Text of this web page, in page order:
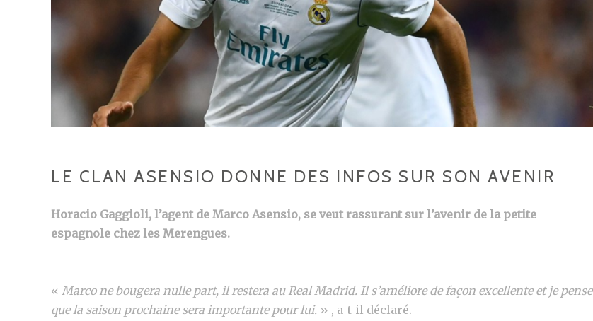
LE CLAN ASENSIO DONNE DES INFOS SUR SON AVENIR
Horacio Gaggioli, l’agent de Marco Asensio, se veut rassurant sur l’avenir de la petite
espagnole chez les Merengues.
« Marco ne bougera nulle part, il restera au Real Madrid. Il s’améliore de façon excellente et je pense
que la saison prochaine sera importante pour lui. » , a-t-il déclaré.